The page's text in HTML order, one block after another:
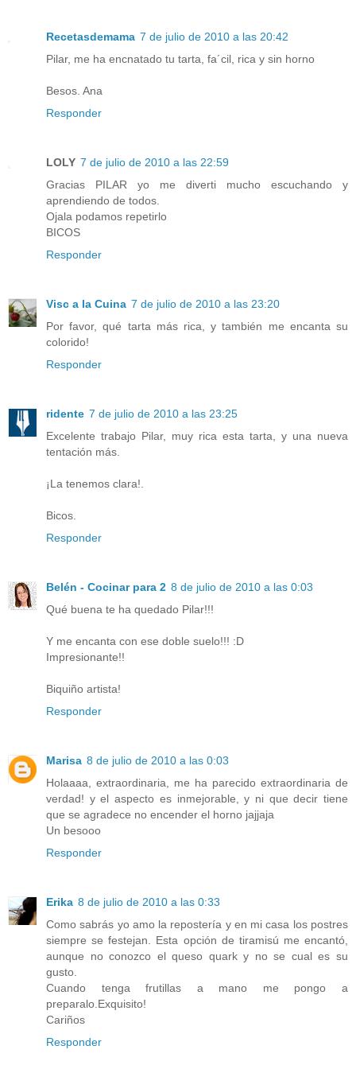
Recetasdemama 7 de julio de 2010 a las 20:42
Pilar, me ha encnatado tu tarta, fa´cil, rica y sin horno
Besos. Ana
Responder
LOLY 7 de julio de 2010 a las 22:59
Gracias PILAR yo me diverti mucho escuchando y
aprendiendo de todos.
Ojala podamos repetirlo
BICOS
Responder
Visc a la Cuina 7 de julio de 2010 a las 23:20
Por favor, qué tarta más rica, y también me encanta su
colorido!
Responder
ridente 7 de julio de 2010 a las 23:25
Excelente trabajo Pilar, muy rica esta tarta, y una nueva
tentación más.
¡La tenemos clara!.
Bicos.
Responder
Belén - Cocinar para 2 8 de julio de 2010 a las 0:03
Qué buena te ha quedado Pilar!!!
Y me encanta con ese doble suelo!!! :D
Impresionante!!
Biquiño artista!
Responder
Marisa 8 de julio de 2010 a las 0:03
Holaaaa, extraordinaria, me ha parecido extraordinaria de
verdad! y el aspecto es inmejorable, y ni que decir tiene
que se agradece no encender el horno jajjaja
Un besooo
Responder
Erika 8 de julio de 2010 a las 0:33
Como sabrás yo amo la repostería y en mi casa los postres
siempre se festejan. Esta opción de tiramisú me encantó,
aunque no conozco el queso quark y no se cual es su
gusto.
Cuando tenga frutillas a mano me pongo a
preparalo.Exquisito!
Cariños
Responder